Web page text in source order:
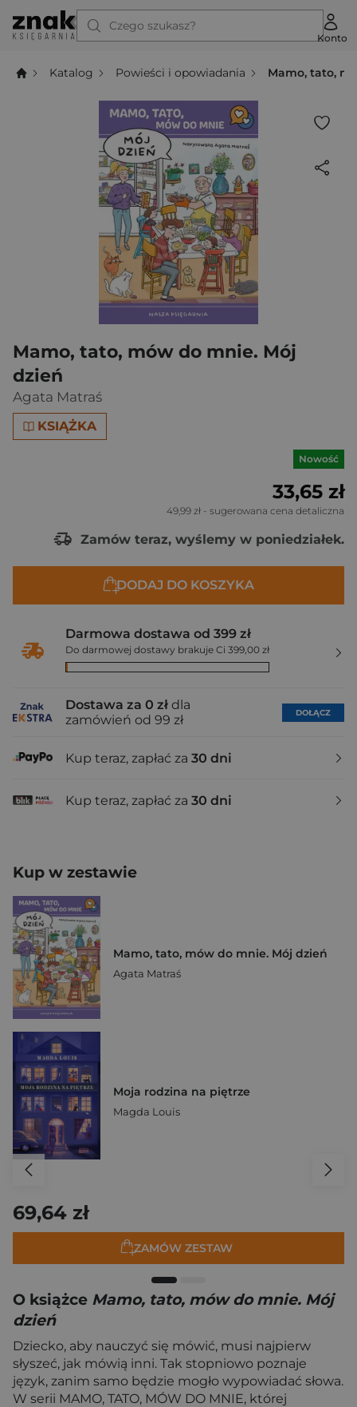
Czego szukasz?
Konto
Katalog Powieści i opowiadania Mamo, tato,
Mamo, tato, mów do mnie. Mój
dzień
Agata Matraś
KSIĄŻKA
Nowość
33,65 zł
49,99 zł - sugerowana cena detaliczna
Zamów teraz, wyślemy w poniedziałek.
DODAJ DO KOSZYKA
Darmowa dostawa od 399 zł
Do darmowej dostawy brakuje Ci 399,00 zł
Dostawa za 0 zł dla
zamówień od 99 zł
DOŁĄCZ
Kup teraz, zapłać za 30 dni
Kup teraz, zapłać za 30 dni
Kup w zestawie
Mamo, tato, mów do mnie. Mój dzień
Agata Matraś
Moja rodzina na piętrze
Magda Louis
69,64 zł
ZAMÓW ZESTAW
O książce Mamo, tato, mów do mnie. Mój
dzień
Dziecko, aby nauczyć się mówić, musi najpierw
słyszeć, jak mówią inni. Tak stopniowo poznaje
język, zanim samo będzie mogło wypowiadać słowa.
W serii MAMO, TATO, MÓW DO MNIE, której